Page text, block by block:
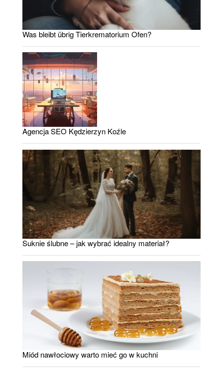
Was bleibt übrig Tierkrematorium Ofen?
Agencja SEO Kędzierzyn Koźle
Suknie ślubne – jak wybrać idealny materiał?
Miód nawłociowy warto mieć go w kuchni